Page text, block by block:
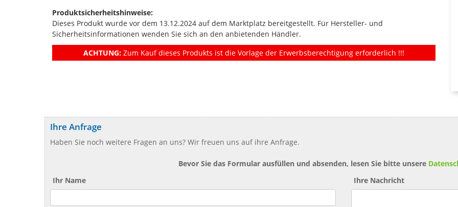
Produktsicherheitshinweise:
Dieses Produkt wurde vor dem 13.12.2024 auf dem Marktplatz bereitgestellt. Für Hersteller- und
Sicherheitsinformationen wenden Sie sich an den anbietenden Händler.
ACHTUNG: Zum Kauf dieses Produkts ist die Vorlage der Erwerbsberechtigung erforderlich !!!
Ihre Anfrage
Haben Sie noch weitere Fragen an uns? Wir freuen uns auf ihre Anfrage.
Bevor Sie das Formular ausfüllen und absenden, lesen Sie bitte unsere
Ihr Name
Ihre Nachricht